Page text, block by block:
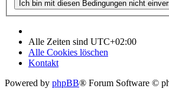
Alle Zeiten sind UTC+02:00
Alle Cookies löschen
Kontakt
Powered by phpBB® Forum Software ©